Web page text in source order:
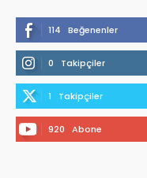
114 Beğenenler
0 Takipçiler
1 Takipçiler
920 Abone